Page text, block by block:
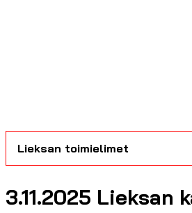
Lieksan toimielimet
3.11.2025 Lieksan